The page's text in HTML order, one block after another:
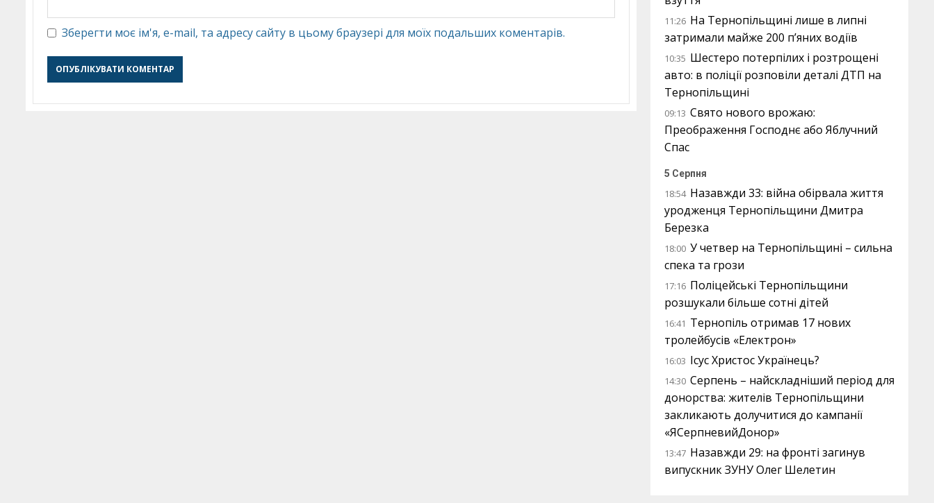
Зберегти моє ім'я, e-mail, та адресу сайту в цьому браузері для моїх подальших коментарів.
11:26 На Тернопільщині лише в липні
затримали майже 200 п’яних водіїв
10:35 Шестеро потерпілих і розтрощені
авто: в поліції розповіли деталі ДТП на
Тернопільщині
09:13 Свято нового врожаю:
Преображення Господнє або Яблучний
Спас
5 Серпня
18:54 Назавжди 33: війна обірвала життя
уродженця Тернопільщини Дмитра
Березка
18:00 У четвер на Тернопільщині – сильна
спека та грози
17:16 Поліцейські Тернопільщини
розшукали більше сотні дітей
16:41 Тернопіль отримав 17 нових
тролейбусів «Електрон»
16:03 Ісус Христос Українець?
14:30 Серпень – найскладніший період для
донорства: жителів Тернопільщини
закликають долучитися до кампанії
«ЯСерпневийДонор»
13:47 Назавжди 29: на фронті загинув
випускник ЗУНУ Олег Шелетин